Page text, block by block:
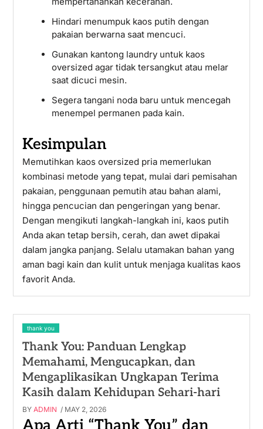
Hindari menumpuk kaos putih dengan
pakaian berwarna saat mencuci.
Gunakan kantong laundry untuk kaos
oversized agar tidak tersangkut atau melar
saat dicuci mesin.
Segera tangani noda baru untuk mencegah
menempel permanen pada kain.
Kesimpulan
Memutihkan kaos oversized pria memerlukan
kombinasi metode yang tepat, mulai dari pemisahan
pakaian, penggunaan pemutih atau bahan alami,
hingga pencucian dan pengeringan yang benar.
Dengan mengikuti langkah-langkah ini, kaos putih
Anda akan tetap bersih, cerah, dan awet dipakai
dalam jangka panjang. Selalu utamakan bahan yang
aman bagi kain dan kulit untuk menjaga kualitas kaos
favorit Anda.
thank you
Thank You: Panduan Lengkap
Memahami, Mengucapkan, dan
Mengaplikasikan Ungkapan Terima
Kasih dalam Kehidupan Sehari-hari
BY ADMIN / MAY 2, 2026